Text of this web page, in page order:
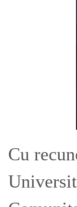
Cu